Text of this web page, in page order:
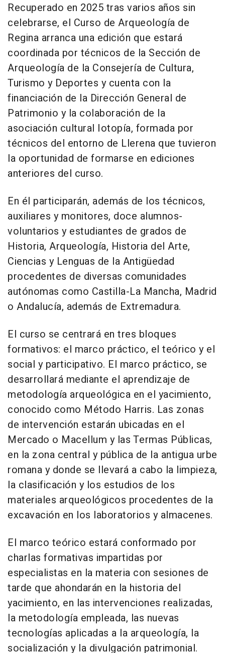
Recuperado en 2025 tras varios años sin
celebrarse, el Curso de Arqueología de
Regina arranca una edición que estará
coordinada por técnicos de la Sección de
Arqueología de la Consejería de Cultura,
Turismo y Deportes y cuenta con la
financiación de la Dirección General de
Patrimonio y la colaboración de la
asociación cultural Iotopía, formada por
técnicos del entorno de Llerena que tuvieron
la oportunidad de formarse en ediciones
anteriores del curso.
En él participarán, además de los técnicos,
auxiliares y monitores, doce alumnos-
voluntarios y estudiantes de grados de
Historia, Arqueología, Historia del Arte,
Ciencias y Lenguas de la Antigüedad
procedentes de diversas comunidades
autónomas como Castilla-La Mancha, Madrid
o Andalucía, además de Extremadura.
El curso se centrará en tres bloques
formativos: el marco práctico, el teórico y el
social y participativo. El marco práctico, se
desarrollará mediante el aprendizaje de
metodología arqueológica en el yacimiento,
conocido como Método Harris. Las zonas
de intervención estarán ubicadas en el
Mercado o Macellum y las Termas Públicas,
en la zona central y pública de la antigua urbe
romana y donde se llevará a cabo la limpieza,
la clasificación y los estudios de los
materiales arqueológicos procedentes de la
excavación en los laboratorios y almacenes.
El marco teórico estará conformado por
charlas formativas impartidas por
especialistas en la materia con sesiones de
tarde que ahondarán en la historia del
yacimiento, en las intervenciones realizadas,
la metodología empleada, las nuevas
tecnologías aplicadas a la arqueología, la
socialización y la divulgación patrimonial.